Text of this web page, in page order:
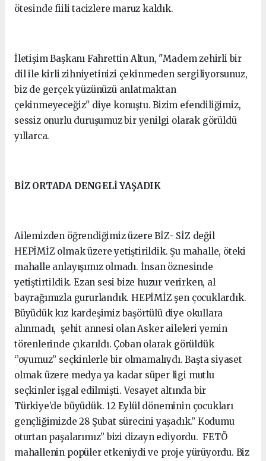
ötesinde fiili tacizlere maruz kaldık.
İletişim Başkanı Fahrettin Altun, "Madem zehirli bir
dil ile kirli zihniyetinizi çekinmeden sergiliyorsunuz,
biz de gerçek yüzünüzü anlatmaktan
çekinmeyeceğiz" diye konuştu. Bizim efendiliğimiz,
sessiz onurlu duruşumuz bir yenilgi olarak görüldü
yıllarca.
BİZ ORTADA DENGELİ YAŞADIK
Ailemizden öğrendiğimiz üzere BİZ- SİZ değil
HEPİMİZ olmak üzere yetiştirildik. Şu mahalle, öteki
mahalle anlayışımız olmadı. İnsan öznesinde
yetiştirtildik. Ezan sesi bize huzur verirken, al
bayrağımızla gururlandık. HEPİMİZ şen çocuklardık.
Büyüdük kız kardeşimiz başörtülü diye okullara
alınmadı, şehit annesi olan Asker aileleri yemin
törenlerinde çıkarıldı. Çoban olarak görüldük
‘’oyumuz’’ seçkinlerle bir olmamalıydı. Başta siyaset
olmak üzere medya ya kadar süper ligi mutlu
seçkinler işgal edilmişti. Vesayet altında bir
Türkiye’de büyüdük. 12 Eylül döneminin çocukları
gençliğimizde 28 Şubat sürecini yaşadık.’’ Kodumu
oturtan paşalarımız’’ bizi dizayn ediyordu. FETÖ
mahallenin popüler etkeniydi ve proje yürüyordu. Biz